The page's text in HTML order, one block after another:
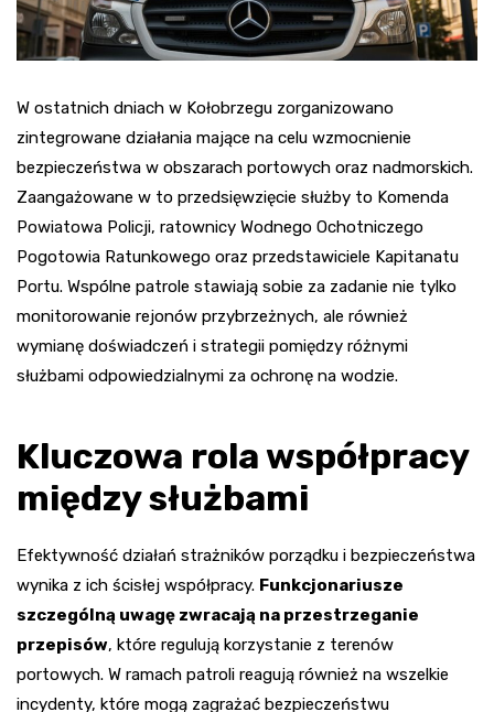
W ostatnich dniach w Kołobrzegu zorganizowano
zintegrowane działania mające na celu wzmocnienie
bezpieczeństwa w obszarach portowych oraz nadmorskich.
Zaangażowane w to przedsięwzięcie służby to Komenda
Powiatowa Policji, ratownicy Wodnego Ochotniczego
Pogotowia Ratunkowego oraz przedstawiciele Kapitanatu
Portu. Wspólne patrole stawiają sobie za zadanie nie tylko
monitorowanie rejonów przybrzeżnych, ale również
wymianę doświadczeń i strategii pomiędzy różnymi
służbami odpowiedzialnymi za ochronę na wodzie.
Kluczowa rola współpracy
między służbami
Efektywność działań strażników porządku i bezpieczeństwa
wynika z ich ścisłej współpracy. Funkcjonariusze
szczególną uwagę zwracają na przestrzeganie
przepisów, które regulują korzystanie z terenów
portowych. W ramach patroli reagują również na wszelkie
incydenty, które mogą zagrażać bezpieczeństwu